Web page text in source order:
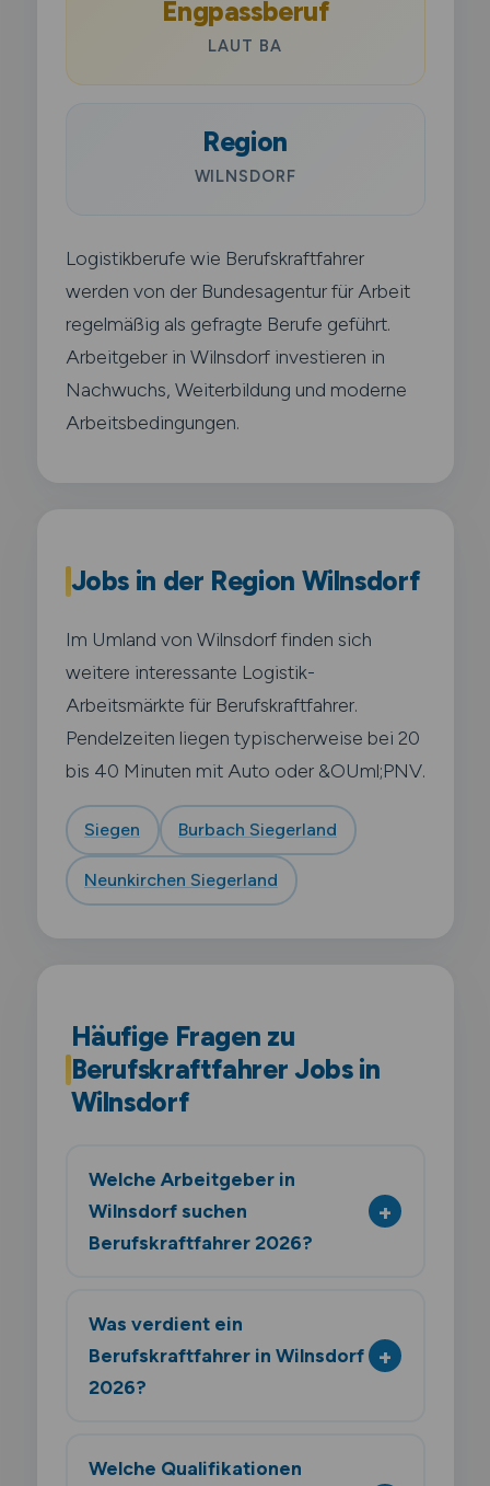
Engpassberuf
LAUT BA
Region
WILNSDORF
Logistikberufe wie Berufskraftfahrer
werden von der Bundesagentur für Arbeit
regelmäßig als gefragte Berufe geführt.
Arbeitgeber in Wilnsdorf investieren in
Nachwuchs, Weiterbildung und moderne
Arbeitsbedingungen.
Jobs in der Region Wilnsdorf
Im Umland von Wilnsdorf finden sich
weitere interessante Logistik-
Arbeitsmärkte für Berufskraftfahrer.
Pendelzeiten liegen typischerweise bei 20
bis 40 Minuten mit Auto oder &OUml;PNV.
Siegen Burbach Siegerland
Neunkirchen Siegerland
Häufige Fragen zu
Berufskraftfahrer Jobs in
Wilnsdorf
Welche Arbeitgeber in
Wilnsdorf suchen
Berufskraftfahrer 2026?
Was verdient ein
Berufskraftfahrer in Wilnsdorf
2026?
Welche Qualifikationen